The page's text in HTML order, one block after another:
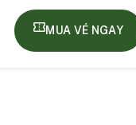
MUA VÉ NGAY